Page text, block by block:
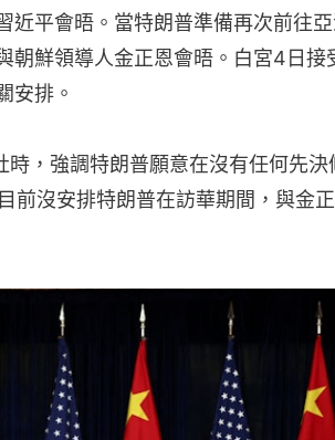
近平會晤。當特朗普準備再次前往亞
朝鮮領導人金正恩會晤。白宮4日接
安排。
時，強調特朗普願意在沒有任何先決
前沒安排特朗普在訪華期間，與金